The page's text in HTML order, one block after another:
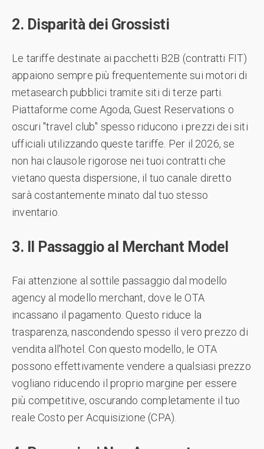
2. Disparità dei Grossisti
Le tariffe destinate ai pacchetti B2B (contratti FIT)
appaiono sempre più frequentemente sui motori di
metasearch pubblici tramite siti di terze parti.
Piattaforme come Agoda, Guest Reservations o
oscuri "travel club" spesso riducono i prezzi dei siti
ufficiali utilizzando queste tariffe. Per il 2026, se
non hai clausole rigorose nei tuoi contratti che
vietano questa dispersione, il tuo canale diretto
sarà costantemente minato dal tuo stesso
inventario.
3. Il Passaggio al Merchant Model
Fai attenzione al sottile passaggio dal modello
agency al modello merchant, dove le OTA
incassano il pagamento. Questo riduce la
trasparenza, nascondendo spesso il vero prezzo di
vendita all'hotel. Con questo modello, le OTA
possono effettivamente vendere a qualsiasi prezzo
vogliano riducendo il proprio margine per essere
più competitive, oscurando completamente il tuo
reale Costo per Acquisizione (CPA).